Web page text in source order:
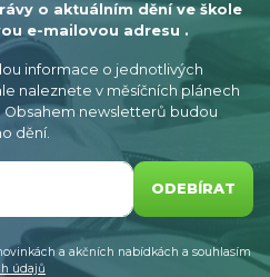
o aktuálním dění ve škole
e-mailovou adresu .
informace o jednotlivých
naleznete v měsíčních plánech
Obsahem newsletterů budou
dění.
ODEBÍRAT
a akčních nabídkách a souhlasím
údajů